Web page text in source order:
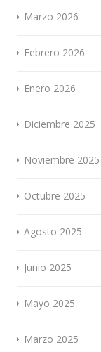
Marzo 2026
Febrero 2026
Enero 2026
Diciembre 2025
Noviembre 2025
Octubre 2025
Agosto 2025
Junio 2025
Mayo 2025
Marzo 2025